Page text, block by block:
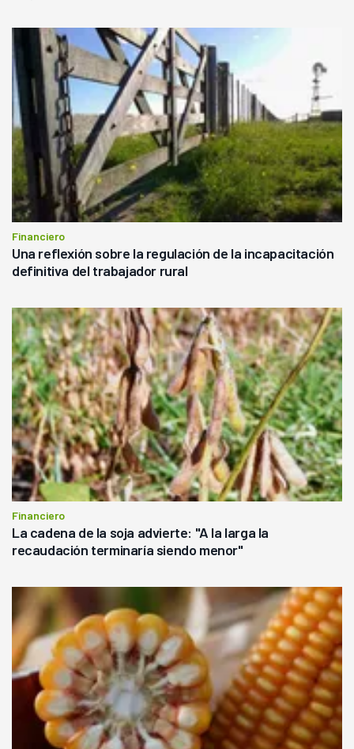
Financiero
Una reflexión sobre la regulación de la incapacitación
definitiva del trabajador rural
Financiero
La cadena de la soja advierte: "A la larga la
recaudación terminaría siendo menor"